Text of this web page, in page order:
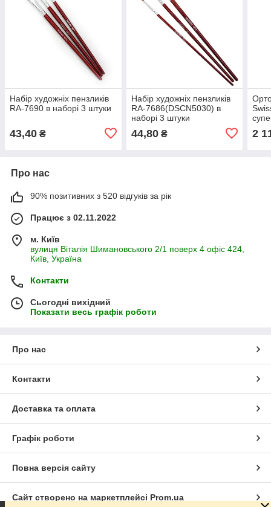
Набір художніх пензликів
RA-7690 в наборі 3 штуки
43,40 ₴
Набір художніх пензликів
RA-7686(DSCN5030) в
наборі 3 штуки
44,80₴ 2
Про нас
90% позитивних з 520 відгуків за рік
Працює з 02.11.2022
м. Київ
вулиця Віталія Шимановського 2/1 поверх 4 офіс 424,
Київ, Україна
Контакти
Сьогодні вихідний
Показати весь графік роботи
Про нас
Контакти
Доставка та оплата
Графік роботи
Повна версія сайту
Сайт створено на маркетплейсі Prom.ua